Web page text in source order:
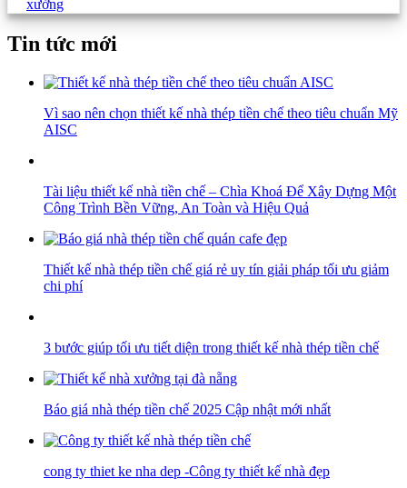
xưởng
Tin tức mới
Vì sao nên chọn thiết kế nhà thép tiền chế theo tiêu chuẩn Mỹ
AISC
Tài liệu thiết kế nhà tiền chế – Chìa Khoá Để Xây Dựng Một
Công Trình Bền Vững, An Toàn và Hiệu Quả
Thiết kế nhà thép tiền chế giá rẻ uy tín giải pháp tối ưu giảm
chi phí
3 bước giúp tối ưu tiết diện trong thiết kế nhà thép tiền chế
Báo giá nhà thép tiền chế 2025 Cập nhật mới nhất
cong ty thiet ke nha dep -Công ty thiết kế nhà đẹp